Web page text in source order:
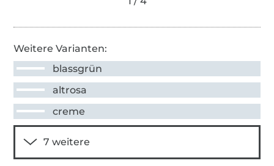
Weitere Varianten:
blassgrün
altrosa
creme